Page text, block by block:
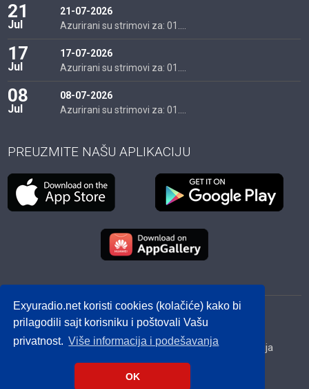
Exyuradio.net koristi cookies (kolačiće) kako bi
prilagodili sajt korisniku i poštovali Vašu
privatnost. Više informacija i podešavanja
OK
21
Jul
21-07-2026
Azurirani su strimovi za: 01....
17
Jul
17-07-2026
Azurirani su strimovi za: 01....
08
Jul
08-07-2026
Azurirani su strimovi za: 01....
PREUZMITE NAŠU APLIKACIJU
© 2012 - 2026! exyuradio.net -Politika privatnosti -
created by IMS.RS
Srbija
Hrvatska BiH Crna Gora Makedonija
Slovenija